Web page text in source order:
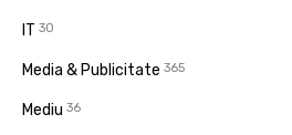
IT 30
Media & Publicitate 365
Mediu 36